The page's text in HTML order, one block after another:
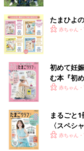
マ
わか
子ど
■文中のコメントはす
末まで）の投稿からの
す。
※記事の内容は記事執
あります。
たまひよ
赤ちゃん
初めて妊
む本『初
赤ちゃん
まるごと1
〈スペシ
赤ちゃん